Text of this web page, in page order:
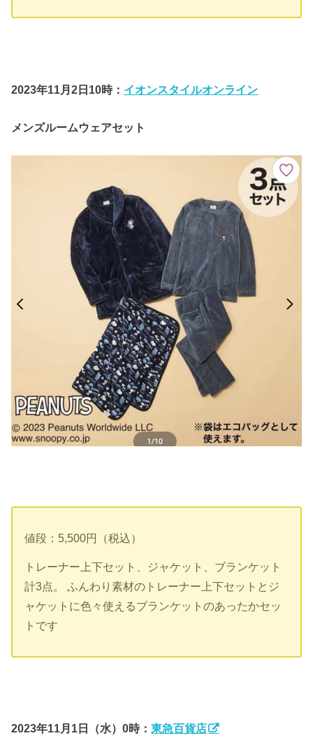
2023年11月2日10時： イオンスタイルオンライン
メンズルームウェアセット
値段：5,500円（税込）
トレーナー上下セット、ジャケット、ブランケット
計3点。 ふんわり素材のトレーナー上下セットとジ
ャケットに色々使えるブランケットのあったかセッ
トです
2023年11月1日（水）0時：東急百貨店